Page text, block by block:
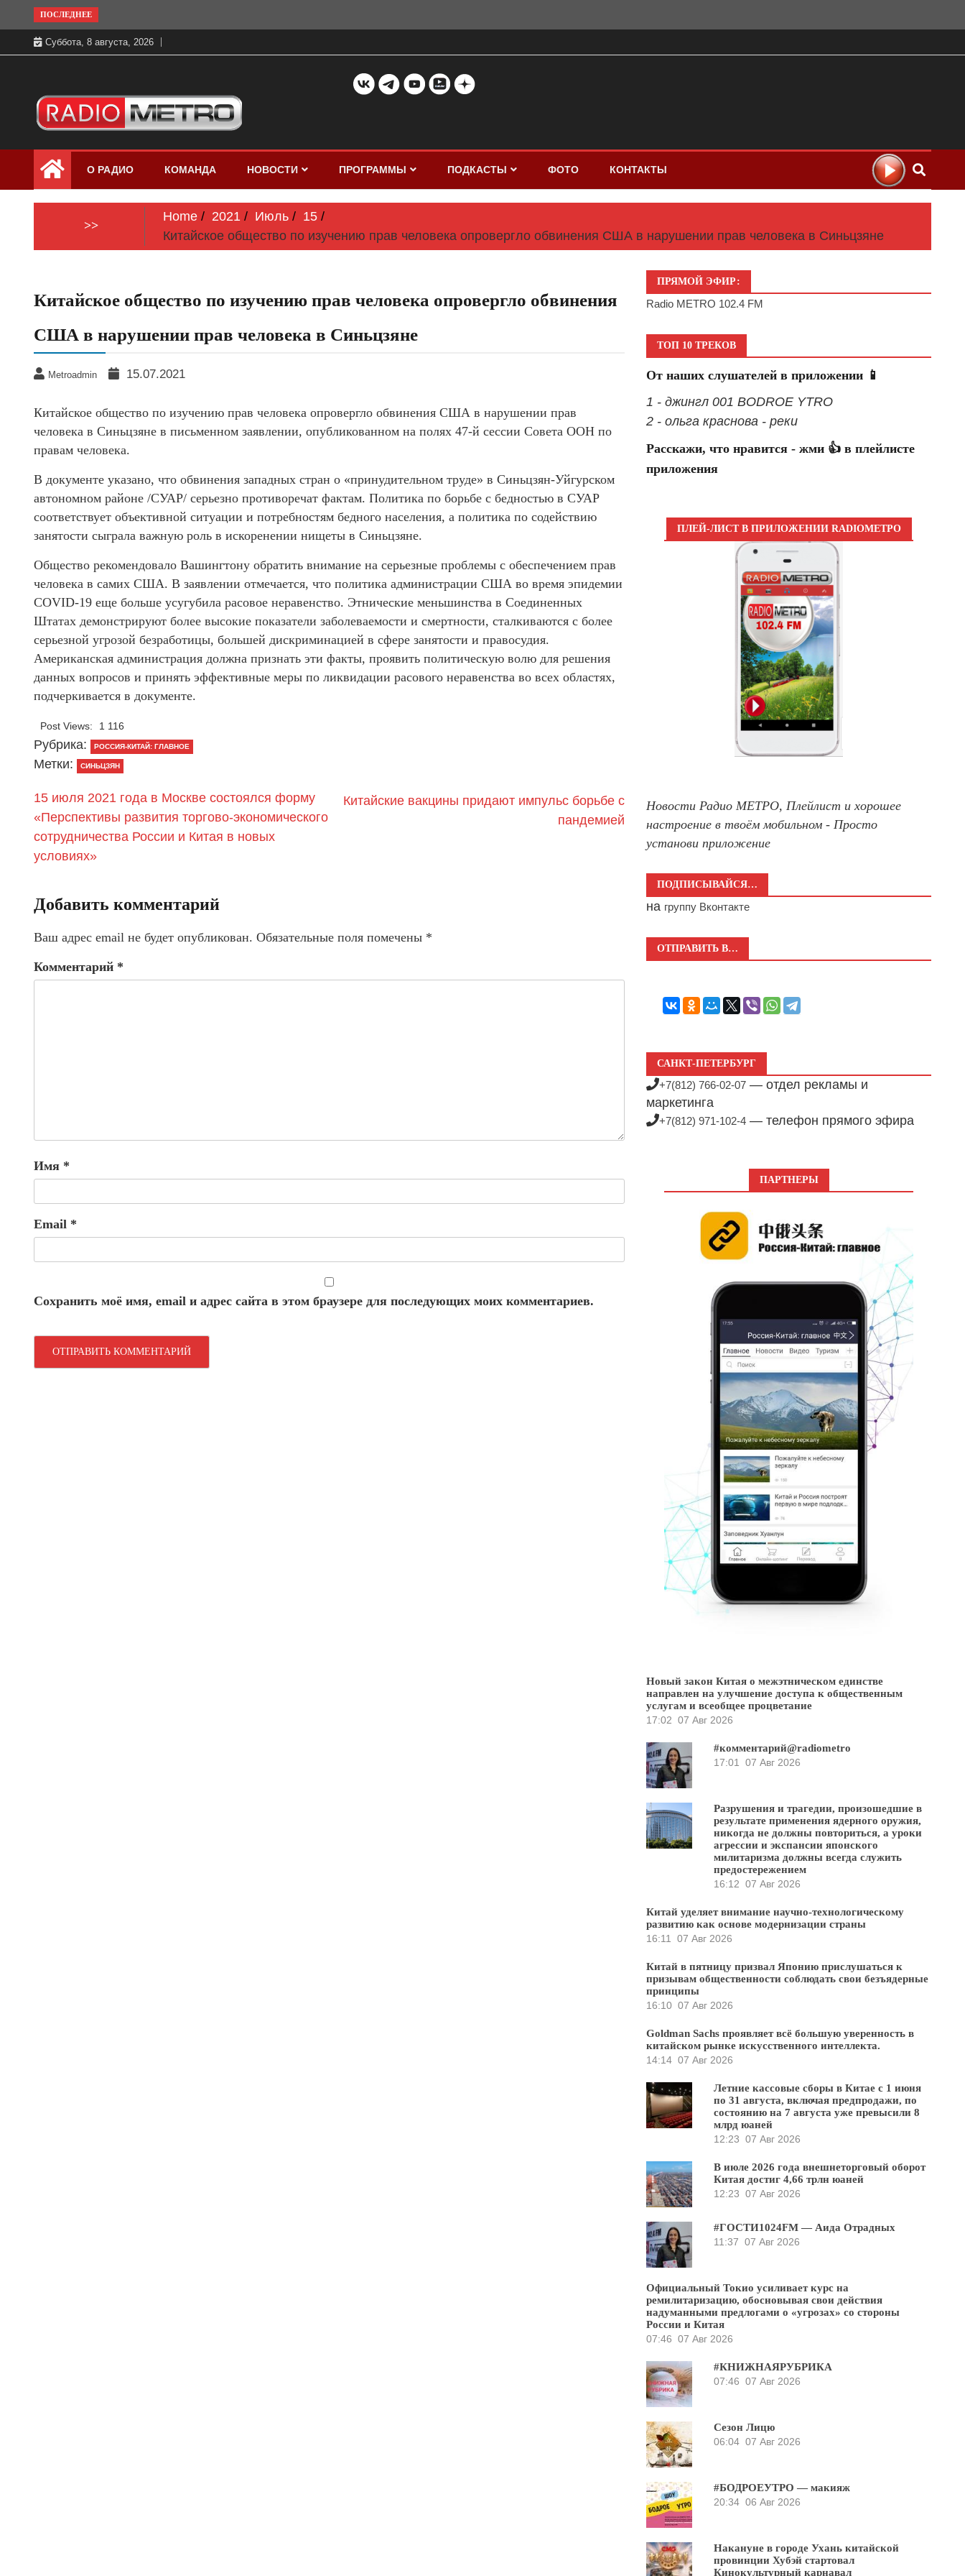
to
content
ПОСЛЕДНЕЕ
Суббота, 8 августа, 2026
Радио МЕТРО
бесплатно в хорошем качестве Санкт-
Петербург и Россия
О РАДИО КОМАНДА НОВОСТИ ПРОГРАММЫ ПОДКАСТЫ ФОТО КОНТАКТЫ
>>
Home 2021 Июль
15
Китайское общество по изучению прав человека опровергло обвинения США в нарушении прав человека в Синьцзяне
Китайское общество по изучению прав человека опровергло обвинения
США в нарушении прав человека в Синьцзяне
Metroadmin 15.07.2021
Китайское общество по изучению прав человека опровергло обвинения США в нарушении прав
человека в Синьцзяне в письменном заявлении, опубликованном на полях 47-й сессии Совета ООН по
правам человека.
В документе указано, что обвинения западных стран о «принудительном труде» в Синьцзян-Уйгурском
автономном районе /СУАР/ серьезно противоречат фактам. Политика по борьбе с бедностью в СУАР
соответствует объективной ситуации и потребностям бедного населения, а политика по содействию
занятости сыграла важную роль в искоренении нищеты в Синьцзяне.
Общество рекомендовало Вашингтону обратить внимание на серьезные проблемы с обеспечением прав
человека в самих США. В заявлении отмечается, что политика администрации США во время эпидемии
COVID-19 еще больше усугубила расовое неравенство. Этнические меньшинства в Соединенных
Штатах демонстрируют более высокие показатели заболеваемости и смертности, сталкиваются с более
серьезной угрозой безработицы, большей дискриминацией в сфере занятости и правосудия.
Американская администрация должна признать эти факты, проявить политическую волю для решения
данных вопросов и принять эффективные меры по ликвидации расового неравенства во всех областях,
подчеркивается в документе.
Post Views: 1 116
Рубрика: РОССИЯ-КИТАЙ: ГЛАВНОЕ
Метки: СИНЬЦЗЯН
15 июля 2021 года в Москве состоялся форму
«Перспективы развития торгово-экономического
сотрудничества России и Китая в новых
условиях»
Китайские вакцины придают импульс борьбе с
пандемией
Добавить комментарий
Ваш адрес email не будет опубликован. Обязательные поля помечены *
Комментарий *
Имя *
Email *
Сохранить моё имя, email и адрес сайта в этом браузере для последующих моих комментариев.
ПРЯМОЙ ЭФИР:
Radio METRO 102.4 FM
ТОП 10 ТРЕКОВ
От наших слушателей в приложении 📱
1 - джингл 001 BODROE YTRO
2 - ольга краснова - реки
Расскажи, что нравится - жми 👍 в плейлисте
приложения
ПЛЕЙ-ЛИСТ В ПРИЛОЖЕНИИ RADIOМЕТРО
Новости Радио МЕТРО, Плейлист и хорошее
настроение в твоём мобильном - Просто
установи приложение
ПОДПИСЫВАЙСЯ…
на группу Вконтакте
ОТПРАВИТЬ В…
САНКТ-ПЕТЕРБУРГ
+7(812) 766-02-07 — отдел рекламы и
маркетинга
+7(812) 971-102-4 — телефон прямого эфира
ПАРТНЕРЫ
Новый закон Китая о межэтническом единстве
направлен на улучшение доступа к общественным
услугам и всеобщее процветание
17:02 07 Авг 2026
#комментарий@radiometro
17:01
07 Авг 2026
Разрушения и трагедии, произошедшие в
результате применения ядерного оружия,
никогда не должны повториться, а уроки
агрессии и экспансии японского
милитаризма должны всегда служить
предостережением
16:12 07 Авг 2026
Китай уделяет внимание научно-технологическому
развитию как основе модернизации страны
16:11
07 Авг 2026
Китай в пятницу призвал Японию прислушаться к
призывам общественности соблюдать свои безъядерные
принципы
16:10 07 Авг 2026
Goldman Sachs проявляет всё большую уверенность в
китайском рынке искусственного интеллекта.
14:14 07 Авг 2026
Летние кассовые сборы в Китае с 1 июня
по 31 августа, включая предпродажи, по
состоянию на 7 августа уже превысили 8
млрд юаней
12:23 07 Авг 2026
В июле 2026 года внешнеторговый оборот
Китая достиг 4,66 трлн юаней
12:23 07 Авг 2026
#ГОСТИ1024FM — Аида Отрадных
11:37 07 Авг 2026
Официальный Токио усиливает курс на
ремилитаризацию, обосновывая свои действия
надуманными предлогами о «угрозах» со стороны
России и Китая
07:46 07 Авг 2026
#КНИЖНАЯРУБРИКА
07:46 07 Авг 2026
Сезон Лицю
06:04 07 Авг 2026
#БОДРОЕУТРО — макияж
20:34 06 Авг 2026
Накануне в городе Ухань китайской
провинции Хубэй стартовал
Кинокультурный карнавал